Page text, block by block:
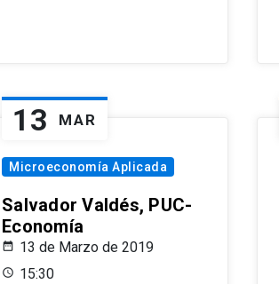
13 MAR
Microeconomía Aplicada
Salvador Valdés, PUC-
Economía
13 de Marzo de 2019
15:30